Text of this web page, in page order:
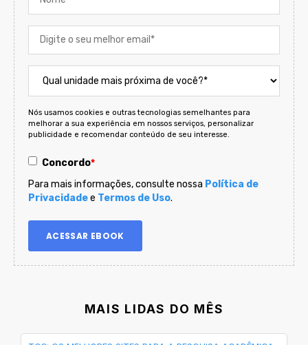
Nós usamos cookies e outras tecnologias semelhantes para
melhorar a sua experiência em nossos serviços, personalizar
publicidade e recomendar conteúdo de seu interesse.
Concordo*
Para mais informações, consulte nossa Política de
Privacidadee Termos de Uso.
MAIS LIDAS DO MÊS